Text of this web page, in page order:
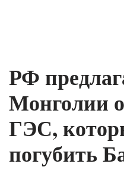
РФ
Монголии
ГЭС,
погубить